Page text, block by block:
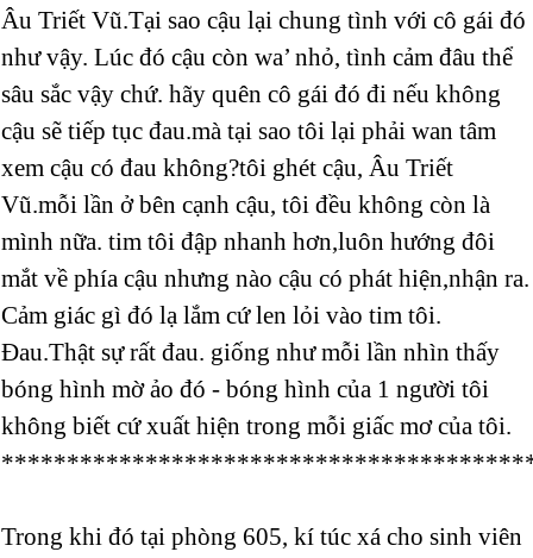
Âu Triết Vũ.Tại sao cậu lại chung tình với cô gái đó
như vậy. Lúc đó cậu còn wa’ nhỏ, tình cảm đâu thể
sâu sắc vậy chứ. hãy quên cô gái đó đi nếu không
cậu sẽ tiếp tục đau.mà tại sao tôi lại phải wan tâm
xem cậu có đau không?tôi ghét cậu, Âu Triết
Vũ.mỗi lần ở bên cạnh cậu, tôi đều không còn là
mình nữa. tim tôi đập nhanh hơn,luôn hướng đôi
mắt về phía cậu nhưng nào cậu có phát hiện,nhận ra.
Cảm giác gì đó lạ lắm cứ len lỏi vào tim tôi.
Đau.Thật sự rất đau. giống như mỗi lần nhìn thấy
bóng hình mờ ảo đó - bóng hình của 1 người tôi
không biết cứ xuất hiện trong mỗi giấc mơ của tôi.
Trong khi đó tại phòng 605, kí túc xá cho sinh viên